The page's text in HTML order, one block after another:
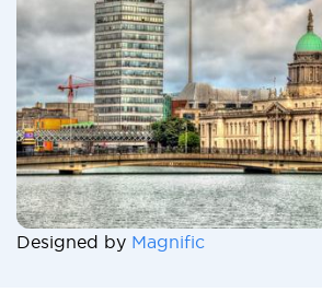
Designed by Magnific